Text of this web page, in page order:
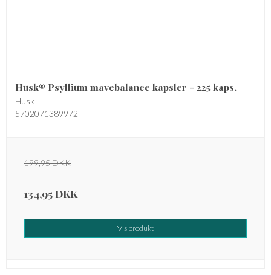
Husk® Psyllium mavebalance kapsler - 225 kaps.
Husk
5702071389972
199,95 DKK
134,95 DKK
Vis produkt